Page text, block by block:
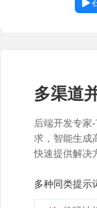
多渠道
后端开发专家
求，智能生成
快速提供解决
多种同类提示